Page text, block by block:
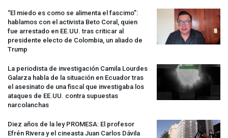
“El miedo es como se alimenta el fascimo”:
hablamos con el activista Beto Coral, quien
fue arrestado en EE.UU. tras criticar al
presidente electo de Colombia, un aliado de
Trump
La periodista de investigación Camila Lourdes
Galarza habla de la situación en Ecuador tras
el asesinato de una fiscal que investigaba los
ataques de EE.UU. contra supuestas
narcolanchas
Diez años de la ley PROMESA: El profesor
Efrén Rivera y el cineasta Juan Carlos Dávila